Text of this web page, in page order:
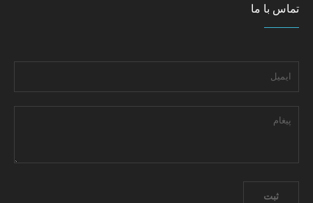
تماس با ما